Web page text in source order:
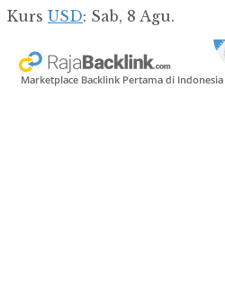
Kurs USD: Sab, 8 Agu.